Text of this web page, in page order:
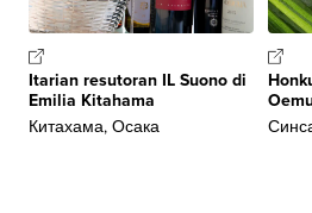
Itarian resutoran IL Suono di
Emilia Kitahama
Китахама, Осака